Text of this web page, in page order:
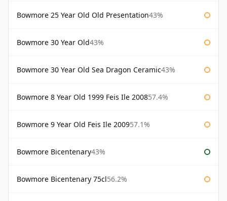
Bowmore 25 Year Old Old Presentation43%
Bowmore 30 Year Old43%
Bowmore 30 Year Old Sea Dragon Ceramic43%
Bowmore 8 Year Old 1999 Feis Ile 200857.4%
Bowmore 9 Year Old Feis Ile 200957.1%
Bowmore Bicentenary43%
Bowmore Bicentenary 75cl56.2%